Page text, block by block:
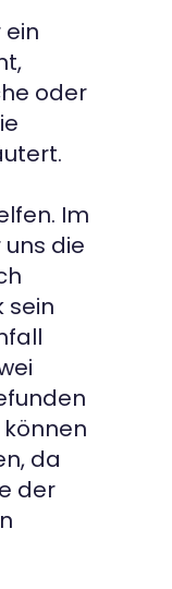
oder
Im
die
sein
da
der